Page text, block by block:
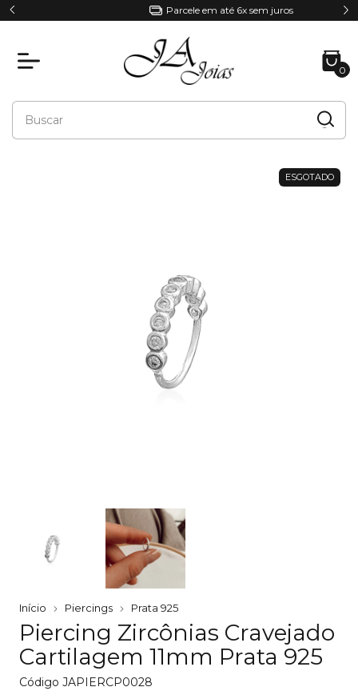
Parcele em até 6x sem juros
0
ESGOTADO
Início Piercings Prata 925
Piercing Zircônias Cravejado
Cartilagem 11mm Prata 925
Código JAPIERCP0028